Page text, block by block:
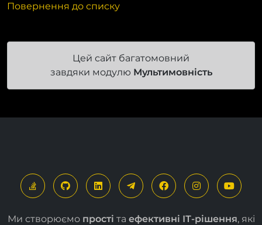
Повернення до списку
Цей сайт багатомовний
завдяки модулю Мультимовність
Ми створюємо прості та ефективні ІТ-рішення, які